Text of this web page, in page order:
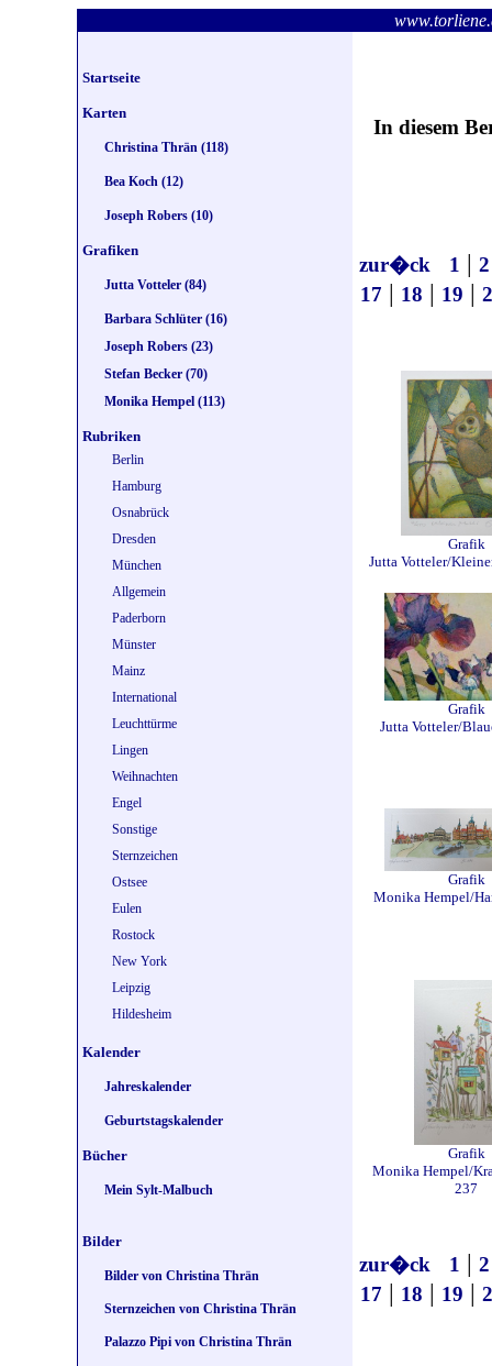
Startseite
Karten
Christina Thrän (118)
Bea Koch (12)
Joseph Robers (10)
Grafiken
Jutta Votteler (84)
Barbara Schlüter (16)
Joseph Robers (23)
Stefan Becker (70)
Monika Hempel (113)
Rubriken
Berlin
Hamburg
Osnabrück
Dresden
München
Allgemein
Paderborn
Münster
Mainz
International
Leuchttürme
Lingen
Weihnachten
Engel
Sonstige
Sternzeichen
Ostsee
Eulen
Rostock
New York
Leipzig
Hildesheim
Kalender
Jahreskalender
Geburtstagskalender
Bücher
Mein Sylt-Malbuch
Bilder
Bilder von Christina Thrän
Sternzeichen von Christina Thrän
Palazzo Pipi von Christina Thrän
In diesem
zur�ck 1 | 2
17 | 18 | 19 |
Grafik
Jutta Votteler/
Grafik
Jutta Votteler/
Grafik
Monika Hempel/
Grafik
Monika Hempel/
237
zur�ck 1 | 2
17 | 18 | 19 |